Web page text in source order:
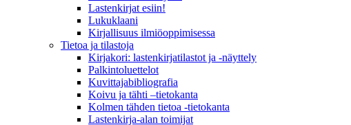
Lastenkirjat esiin!
Lukuklaani
Kirjallisuus ilmiöoppimisessa
Tietoa ja tilastoja
Kirjakori: lastenkirjatilastot ja -näyttely
Palkintoluettelot
Kuvittaja­bibliografia
Koivu ja tähti –tietokanta
Kolmen tähden tietoa -tietokanta
Lastenkirja-alan toimijat